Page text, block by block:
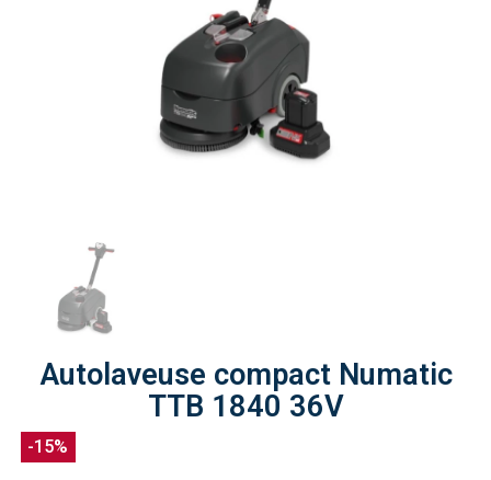
Autolaveuse compact Numatic
TTB 1840 36V
-15%